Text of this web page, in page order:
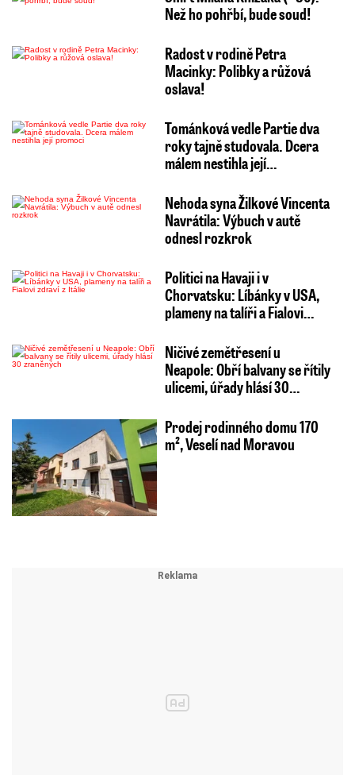
Než ho pohřbí, bude soud!
Radost v rodině Petra
Macinky: Polibky a růžová
oslava!
Tománková vedle Partie dva
roky tajně studovala. Dcera
málem nestihla její…
Nehoda syna Žilkové Vincenta
Navrátila: Výbuch v autě
odnesl rozkrok
Politici na Havaji i v
Chorvatsku: Líbánky v USA,
plameny na talíři a Fialovi…
Ničivé zemětřesení u
Neapole: Obří balvany se řítily
ulicemi, úřady hlásí 30…
Prodej rodinného domu 170
m², Veselí nad Moravou